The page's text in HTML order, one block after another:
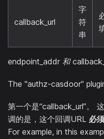
callback_url
字
符
串
endpoint_addr 和
The "authz-casdoor"
第一个是“callback_url”。
调的是，这个回调URL 必
For example, in this